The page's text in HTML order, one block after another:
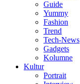
Guide
Yummy
Fashion
Trend
Tech-News
Gadgets
Kolumne
Kultur
Portrait